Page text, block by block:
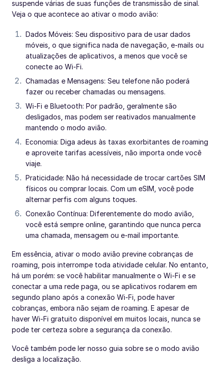
suspende várias de suas funções de transmissão de sinal.
Veja o que acontece ao ativar o modo avião:
Dados Móveis: Seu dispositivo para de usar dados
móveis, o que significa nada de navegação, e-mails ou
atualizações de aplicativos, a menos que você se
conecte ao Wi-Fi.
Chamadas e Mensagens: Seu telefone não poderá
fazer ou receber chamadas ou mensagens.
Wi-Fi e Bluetooth: Por padrão, geralmente são
desligados, mas podem ser reativados manualmente
mantendo o modo avião.
Economia: Diga adeus às taxas exorbitantes de roaming
e aproveite tarifas acessíveis, não importa onde você
viaje.
Praticidade: Não há necessidade de trocar cartões SIM
físicos ou comprar locais. Com um eSIM, você pode
alternar perfis com alguns toques.
Conexão Contínua: Diferentemente do modo avião,
você está sempre online, garantindo que nunca perca
uma chamada, mensagem ou e-mail importante.
Em essência, ativar o modo avião previne cobranças de
roaming, pois interrompe toda atividade celular. No entanto,
há um porém: se você habilitar manualmente o Wi-Fi e se
conectar a uma rede paga, ou se aplicativos rodarem em
segundo plano após a conexão Wi-Fi, pode haver
cobranças, embora não sejam de roaming. E apesar de
haver Wi-Fi gratuito disponível em muitos locais, nunca se
pode ter certeza sobre a segurança da conexão.
Você também pode ler nosso guia sobre se o modo avião
desliga a localização.